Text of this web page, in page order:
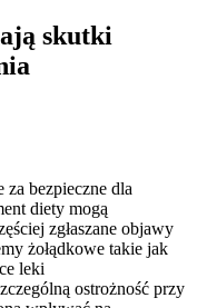
skutki
bezpieczne dla
diety mogą
zgłaszane objawy
żołądkowe takie jak
leki
ostrożność przy